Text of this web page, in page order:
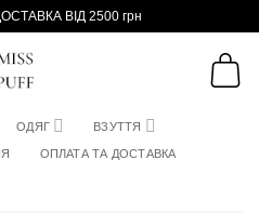
ВІД 2500 грн
ОДЯГ ВЗУТТЯ
ОПЛАТА ТА ДОСТАВКА